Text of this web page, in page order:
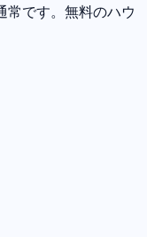
です。無料のハウ